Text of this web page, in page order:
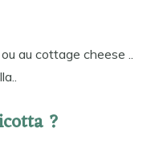
au cottage cheese ..
?